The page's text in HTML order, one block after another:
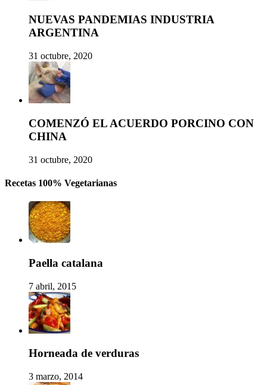
NUEVAS PANDEMIAS INDUSTRIA
ARGENTINA
31 octubre, 2020
COMENZÓ EL ACUERDO PORCINO CON
CHINA
31 octubre, 2020
Recetas 100% Vegetarianas
Paella catalana
7 abril, 2015
Horneada de verduras
3 marzo, 2014